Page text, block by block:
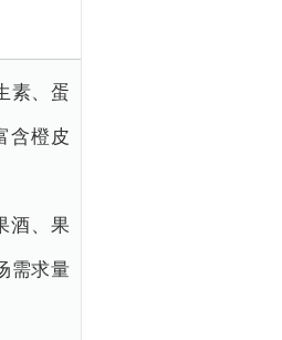
素、蛋
含橙皮
酒、果
需求量